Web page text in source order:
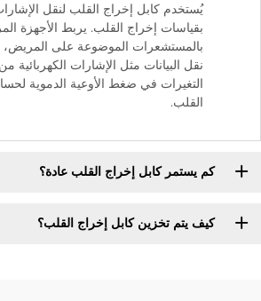
يُستخدم كابل إخراج القلب لنقل
بقياسات إخراج القلب. يربط الأجهزة
بالمستشعرات الموضوعة على
نقل البيانات مثل الإشارات الكهربائية
التغيرات في ضغط الأوعية الدموية
القلب.
كم يستمر كابل إخراج القلب عادة؟
كيف يتم تخزين كابل إخراج القلب؟